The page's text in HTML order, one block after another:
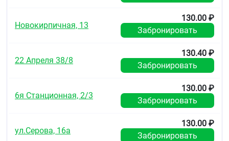
Новокирпичная, 13
130.00 ₽
Забронировать
22 Апреля 38/8
130.40 ₽
Забронировать
6я Станционная, 2/3
130.00 ₽
Забронировать
ул.Серова, 16а
130.00 ₽
Забронировать